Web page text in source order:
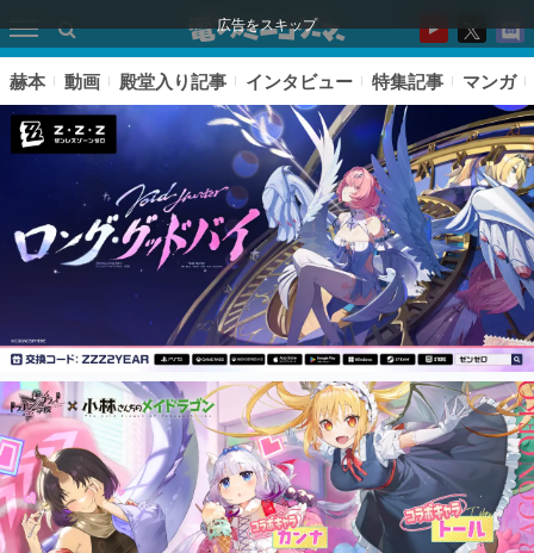
広告をスキップ
ピックアップ
電ファミのいま読まれている記事ランキング
アプリセール情報
赫本 動画 殿堂入り記事 インタビュー 特集記事 マンガ